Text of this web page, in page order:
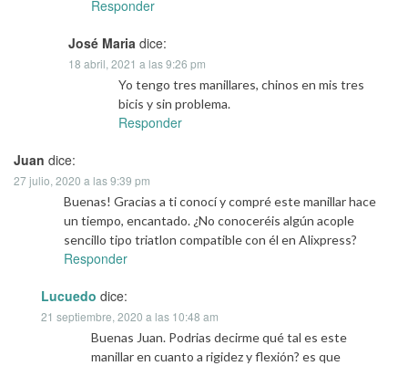
Responder
José Maria dice:
18 abril, 2021 a las 9:26 pm
Yo tengo tres manillares, chinos en mis tres
bicis y sin problema.
Responder
Juan dice:
27 julio, 2020 a las 9:39 pm
Buenas! Gracias a ti conocí y compré este manillar hace
un tiempo, encantado. ¿No conoceréis algún acople
sencillo tipo triatlon compatible con él en Alixpress?
Responder
Lucuedo dice:
21 septiembre, 2020 a las 10:48 am
Buenas Juan. Podrias decirme qué tal es este
manillar en cuanto a rigidez y flexión? es que